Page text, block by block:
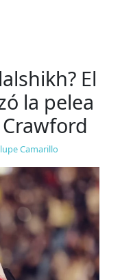
El
la pelea
Camarillo